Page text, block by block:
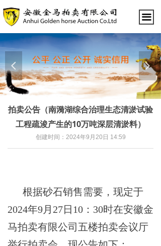
끀
넳 넲
拍卖公告（南漪湖综合治理生态清淤试验
工程疏浚产生的10万吨深层清淤料）
创建时间： 2024年9月20日 14:59
根据砂石销售需要，现定于
2024年9月27日10：30时在安徽金
马拍卖有限公司五楼拍卖会议厅